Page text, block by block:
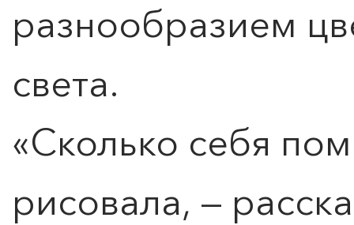
разнообразием
света.
«Сколько себя
рисовала, —